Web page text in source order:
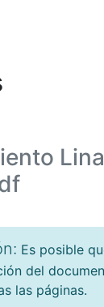
Lina
Es posible
del
las páginas.